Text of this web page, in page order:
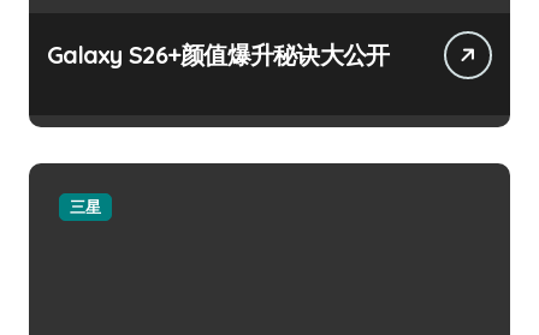
Galaxy S26+颜值爆升秘诀大公开
三星